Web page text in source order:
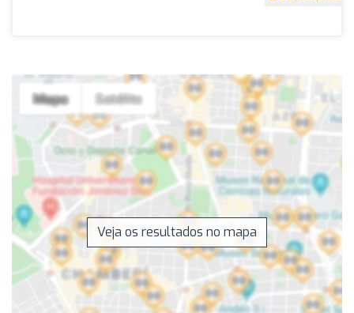
Veja os resultados no mapa